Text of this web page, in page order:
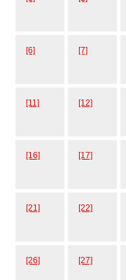
[6] [7]
[11] [12]
[16] [17]
[21] [22]
[26] [27]